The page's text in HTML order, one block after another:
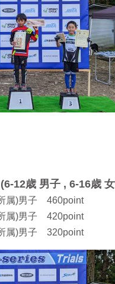
12歳 男子 , 6-16歳
属)男子 460point
属)男子 420point
属)男子 320point